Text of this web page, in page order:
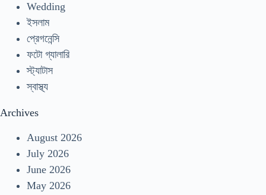
Wedding
ইসলাম
প্রেগনেন্সি
ফটো গ্যালারি
স্ট্যাটাস
স্বাস্থ্য
Archives
August 2026
July 2026
June 2026
May 2026